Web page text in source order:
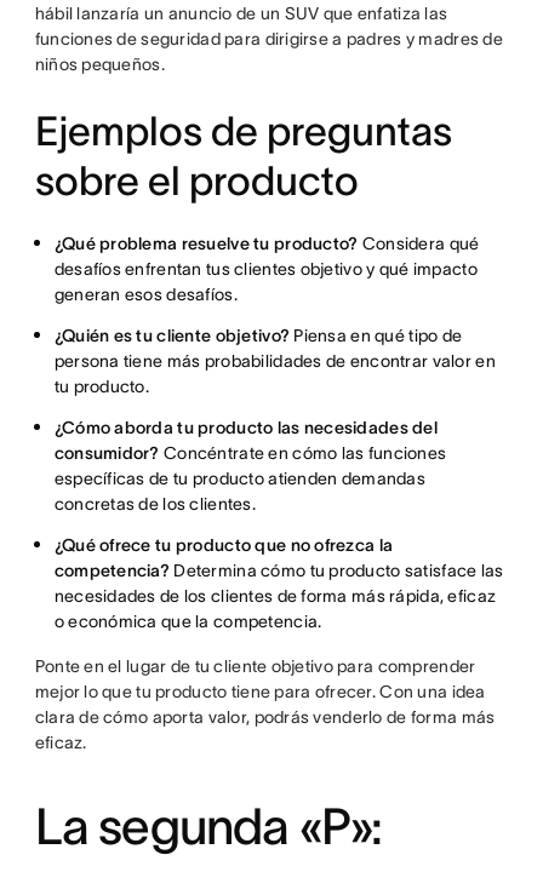
hábil lanzaría un anuncio de un SUV que enfatiza las
funciones de seguridad para dirigirse a padres y madres de
niños pequeños.
Ejemplos de preguntas
sobre el producto
¿Qué problema resuelve tu producto? Considera qué
desafíos enfrentan tus clientes objetivo y qué impacto
generan esos desafíos.
¿Quién es tu cliente objetivo? Piensa en qué tipo de
persona tiene más probabilidades de encontrar valor en
tu producto.
¿Cómo aborda tu producto las necesidades del
consumidor? Concéntrate en cómo las funciones
específicas de tu producto atienden demandas
concretas de los clientes.
¿Qué ofrece tu producto que no ofrezca la
competencia? Determina cómo tu producto satisface las
necesidades de los clientes de forma más rápida, eficaz
o económica que la competencia.
Ponte en el lugar de tu cliente objetivo para comprender
mejor lo que tu producto tiene para ofrecer. Con una idea
clara de cómo aporta valor, podrás venderlo de forma más
eficaz.
La segunda «P»: